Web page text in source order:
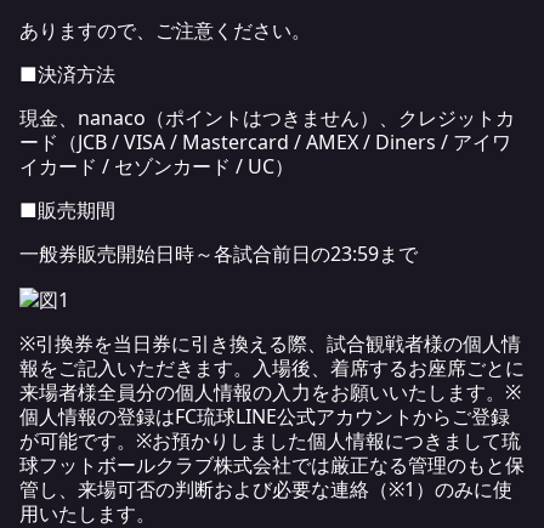
ありますので、ご注意ください。
■決済方法
現金、nanaco（ポイントはつきません）、クレジットカ
ード（JCB / VISA / Mastercard / AMEX / Diners / アイワ
イカード / セゾンカード / UC）
■販売期間
一般券販売開始日時～各試合前日の23:59まで
※引換券を当日券に引き換える際、試合観戦者様の個人情
報をご記入いただきます。入場後、着席するお座席ごとに
来場者様全員分の個人情報の入力をお願いいたします。※
個人情報の登録はFC琉球LINE公式アカウントからご登録
が可能です。※お預かりしました個人情報につきまして琉
球フットボールクラブ株式会社では厳正なる管理のもと保
管し、来場可否の判断および必要な連絡（※1）のみに使
用いたします。